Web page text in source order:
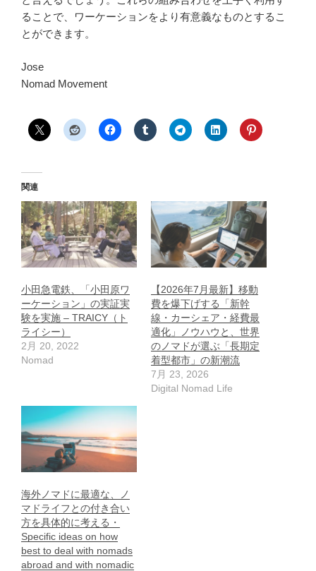
ることで、ワーケーションをより有意義なものとするこ
とができます。
Jose
Nomad Movement
関連
小田急電鉄、「小田原ワ
ーケーション」の実証実
験を実施 – TRAICY（ト
ライシー）
2月 20, 2022
Nomad
【2026年7月最新】移動
費を爆下げする「新幹
線・カーシェア・経費最
適化」ノウハウと、世界
のノマドが選ぶ「長期定
着型都市」の新潮流
7月 23, 2026
Digital Nomad Life
海外ノマドに最適な、ノ
マドライフとの付き合い
方を具体的に考える・
Specific ideas on how
best to deal with nomads
abroad and with nomadic